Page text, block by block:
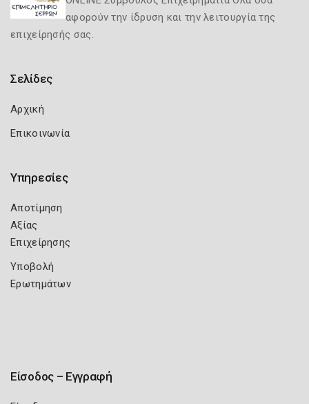
αφορούν την ίδρυση και την λειτουργία της
επιχείρησής σας.
Σελίδες
Αρχική
Επικοινωνία
Υπηρεσίες
Αποτίμηση
Αξίας
Επιχείρησης
Υποβολή
Ερωτημάτων
Είσοδος – Εγγραφή